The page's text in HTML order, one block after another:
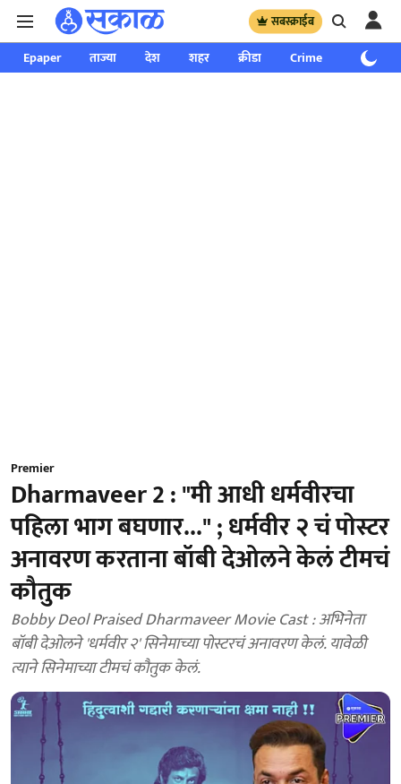
सबस्क्राईब
Epaper ताज्या देश शहर क्रीडा Crime साप्ताहिक
Premier
Dharmaveer 2 : "मी आधी धर्मवीरचा
पहिला भाग बघणार..." ; धर्मवीर २ चं पोस्टर
अनावरण करताना बॉबी देओलने केलं टीमचं
कौतुक
Bobby Deol Praised Dharmaveer Movie Cast : अभिनेता
बॉबी देओलने 'धर्मवीर २' सिनेमाच्या पोस्टरचं अनावरण केलं. यावेळी
त्याने सिनेमाच्या टीमचं कौतुक केलं.